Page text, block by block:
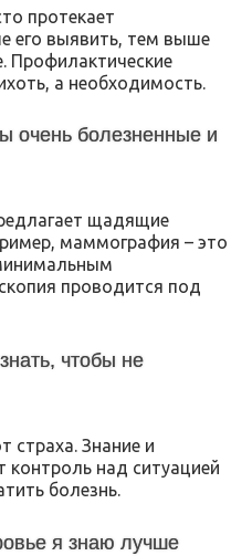
протекает
его выявить, тем выше
Профилактические
а необходимость.
болезненные и
щадящие
маммография – это
проводится под
чтобы не
страха. Знание и
над ситуацией
болезнь.
я знаю лучше